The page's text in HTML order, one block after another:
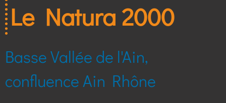
Le Natura 2000
Basse Vallée de l'Ain,
confluence Ain Rhône